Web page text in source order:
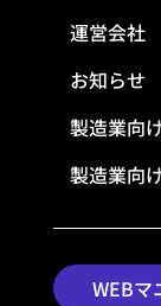
運営会社
お知らせ
製造業向
製造業向
WEBマ